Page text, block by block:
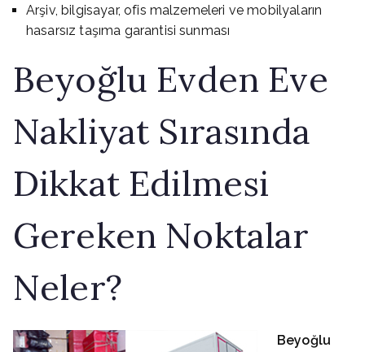
Arşiv, bilgisayar, ofis malzemeleri ve mobilyaların
hasarsız taşıma garantisi sunması
Beyoğlu Evden Eve
Nakliyat Sırasında
Dikkat Edilmesi
Gereken Noktalar
Neler?
Beyoğlu